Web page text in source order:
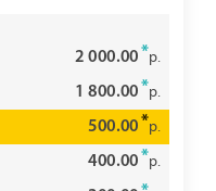
2 000.00*р.
1 800.00*р.
500.00*р.
400.00*р.